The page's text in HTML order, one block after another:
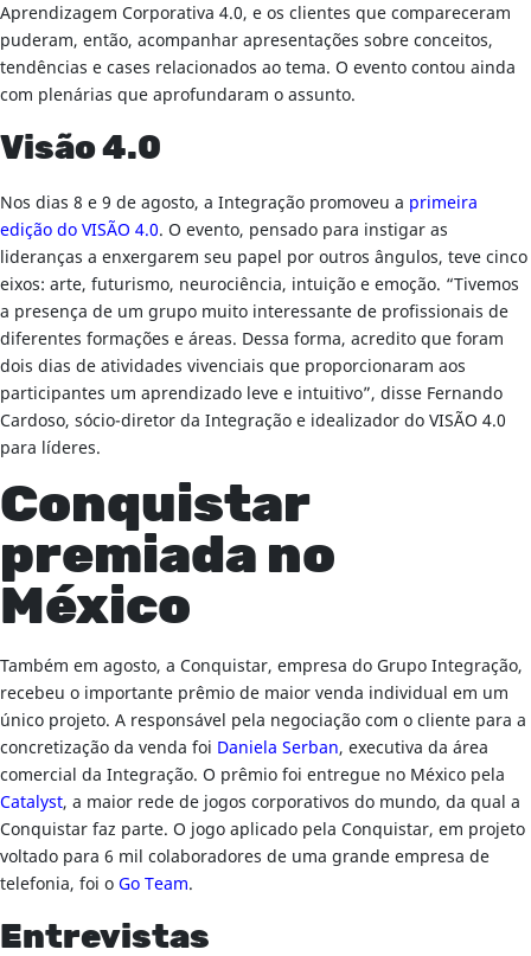
Aprendizagem Corporativa 4.0, e os clientes que compareceram
puderam, então, acompanhar apresentações sobre conceitos,
tendências e cases relacionados ao tema. O evento contou ainda
com plenárias que aprofundaram o assunto.
Visão 4.0
Nos dias 8 e 9 de agosto, a Integração promoveu a primeira
edição do VISÃO 4.0. O evento, pensado para instigar as
lideranças a enxergarem seu papel por outros ângulos, teve cinco
eixos: arte, futurismo, neurociência, intuição e emoção. “Tivemos
a presença de um grupo muito interessante de profissionais de
diferentes formações e áreas. Dessa forma, acredito que foram
dois dias de atividades vivenciais que proporcionaram aos
participantes um aprendizado leve e intuitivo”, disse Fernando
Cardoso, sócio-diretor da Integração e idealizador do VISÃO 4.0
para líderes.
Conquistar
premiada no
México
Também em agosto, a Conquistar, empresa do Grupo Integração,
recebeu o importante prêmio de maior venda individual em um
único projeto. A responsável pela negociação com o cliente para a
concretização da venda foi Daniela Serban, executiva da área
comercial da Integração. O prêmio foi entregue no México pela
Catalyst, a maior rede de jogos corporativos do mundo, da qual a
Conquistar faz parte. O jogo aplicado pela Conquistar, em projeto
voltado para 6 mil colaboradores de uma grande empresa de
telefonia, foi oGo Team.
Entrevistas